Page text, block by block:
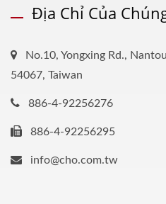
Địa Chỉ Của
No.10, Yongxing Rd.,
54067, Taiwan
886-4-92256276
886-4-92256295
info@cho.com.tw